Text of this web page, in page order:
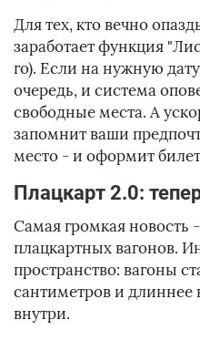
Для тех, кто вечно
заработает функция
го). Если на нужную
очередь, и система
свободные места. А
запомнит ваши
место - и оформит
Плацкарт 2.0:
Самая громкая новость
плацкартных вагонов.
пространство: вагоны
сантиметров и длиннее
внутри.